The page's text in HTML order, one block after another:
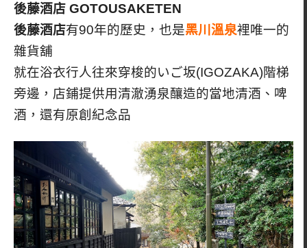
後藤酒店 GOTOUSAKETEN
後藤酒店有90年的歷史，也是黑川溫泉裡唯一的
雜貨舖
就在浴衣行人往來穿梭的いご坂(IGOZAKA)階梯
旁邊，店鋪提供用清澈湧泉釀造的當地清酒、啤
酒，還有原創紀念品